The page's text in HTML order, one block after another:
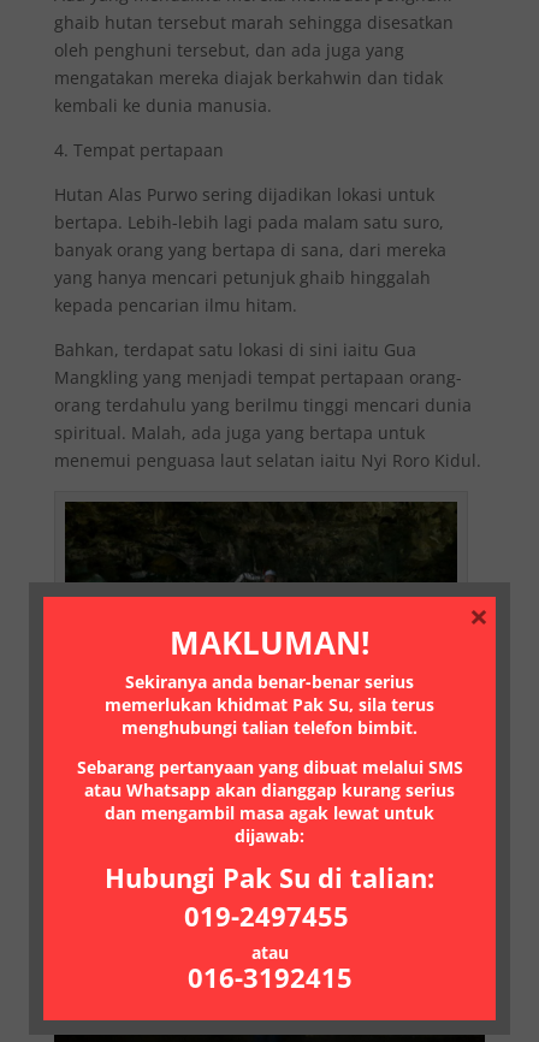
ghaib hutan tersebut marah sehingga disesatkan
oleh penghuni tersebut, dan ada juga yang
mengatakan mereka diajak berkahwin dan tidak
kembali ke dunia manusia.
4. Tempat pertapaan
Hutan Alas Purwo sering dijadikan lokasi untuk
bertapa. Lebih-lebih lagi pada malam satu suro,
banyak orang yang bertapa di sana, dari mereka
yang hanya mencari petunjuk ghaib hinggalah
kepada pencarian ilmu hitam.
Bahkan, terdapat satu lokasi di sini iaitu Gua
Mangkling yang menjadi tempat pertapaan orang-
orang terdahulu yang berilmu tinggi mencari dunia
spiritual. Malah, ada juga yang bertapa untuk
menemui penguasa laut selatan iaitu Nyi Roro Kidul.
Gua Mangkling… Di sinilah dikatakan tempat pertapaan
orang-orang terdahulu yang berilmu tinggi mencari
dunia spiritual.
MAKLUMAN!
Sekiranya anda benar-benar serius
memerlukan khidmat Pak Su, sila terus
menghubungi talian telefon bimbit.
Sebarang pertanyaan yang dibuat melalui SMS
atau Whatsapp akan dianggap kurang serius
dan mengambil masa agak lewat untuk
dijawab:
Hubungi Pak Su di talian:
019-2497455
atau
016-3192415
×